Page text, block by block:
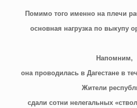
Помимо того именно на плечи
основная нагрузка по выкупу
Напомним,
она проводилась в Дагестане в
Жители
сдали сотни нелегальных